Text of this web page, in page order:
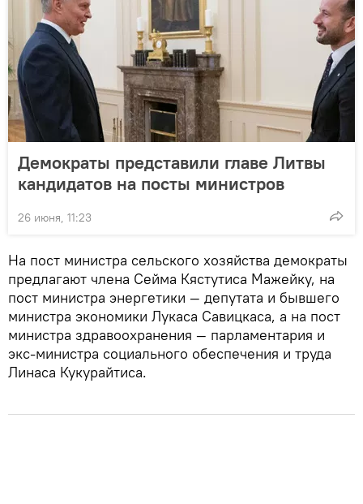
Демократы представили главе Литвы
кандидатов на посты министров
26 июня, 11:23
На пост министра сельского хозяйства демократы
предлагают члена Сейма Кястутиса Мажейку, на
пост министра энергетики — депутата и бывшего
министра экономики Лукаса Савицкаса, а на пост
министра здравоохранения — парламентария и
экс-министра социального обеспечения и труда
Линаса Кукурайтиса.